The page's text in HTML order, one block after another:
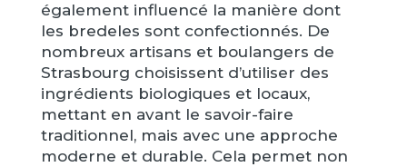
également influencé la manière dont
les bredeles sont confectionnés. De
nombreux artisans et boulangers de
Strasbourg choisissent d’utiliser des
ingrédients biologiques et locaux,
mettant en avant le savoir-faire
traditionnel, mais avec une approche
moderne et durable. Cela permet non